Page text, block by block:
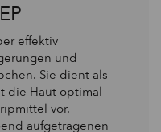
effektiv
und
Sie dient als
die Haut optimal
vor.
aufgetragenen